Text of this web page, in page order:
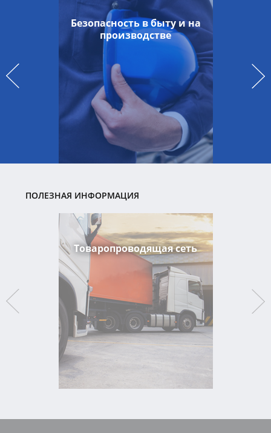
Безопасность в быту и на
производстве
ПОЛЕЗНАЯ ИНФОРМАЦИЯ
Товаропроводящая сеть